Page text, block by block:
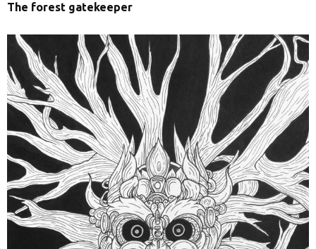
The forest gatekeeper